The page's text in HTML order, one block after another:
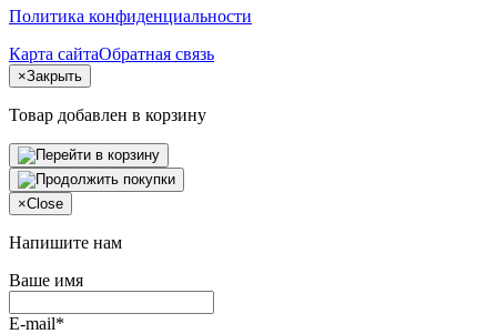
Политика конфиденциальности
Карта сайтаОбратная связь
×Закрыть
Товар добавлен в корзину
×Close
Напишите нам
Ваше имя
E-mail*